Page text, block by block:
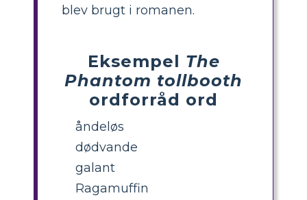
blev brugt i romanen.
Eksempel The
Phantom tollbooth
ordforråd ord
åndeløs
dødvande
galant
Ragamuffin